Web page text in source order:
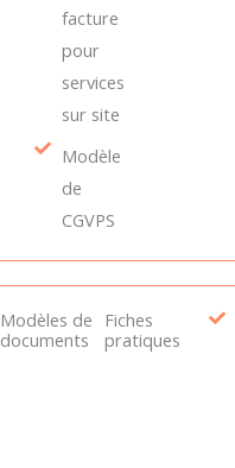
facture
pour
services
sur site
Modèle
de
CGVPS
Modèles de
documents
Fiches
pratiques